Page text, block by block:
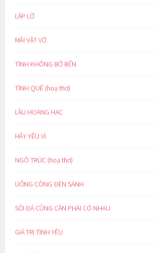
LẬP LỜ
MÃI VẬT VỜ
TÌNH KHÔNG BỜ BẾN
TÌNH QUÊ (hoạ thơ)
LẦU HOÀNG HẠC
HÃY YÊU VÌ
NGÕ TRÚC (hoạ thơ)
UỔNG CÔNG ĐÈN SÁNH
SỎI ĐÁ CŨNG CẦN PHẢI CÓ NHAU
GIÁ TRỊ TÌNH YÊU